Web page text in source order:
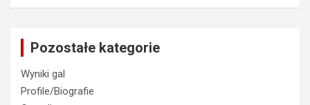
Pozostałe kategorie
Wyniki gal
Profile/Biografie